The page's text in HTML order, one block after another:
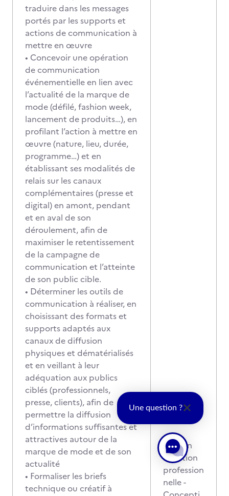
traduire dans les messages
portés par les supports et
actions de communication à
mettre en œuvre
• Concevoir une opération
de communication
événementielle en lien avec
l’actualité de la marque de
mode (défilé, fashion week,
lancement de produits…), en
profilant l’action à mettre en
œuvre (nature, lieu, durée,
programme…) et en
établissant ses modalités de
relais sur les canaux
complémentaires (presse et
digital) en amont, pendant
et en aval de son
déroulement, afin de
maximiser le retentissement
de la campagne de
communication et l’atteinte
de son public cible.
• Déterminer les outils de
communication à réaliser, en
choisissant des formats et
supports adaptés aux
canaux de diffusion
physiques et dématérialisés
et en veillant à leur
adéquation aux publics
ciblés (professionnels,
presse, clients), afin de
permettre la diffusion
d’informations suffisantes et
attractives autour de la
marque de mode et de son
actualité
• Formaliser les briefs
technique ou créatif à
Mise en
situation
profession
nelle -
Une question ?